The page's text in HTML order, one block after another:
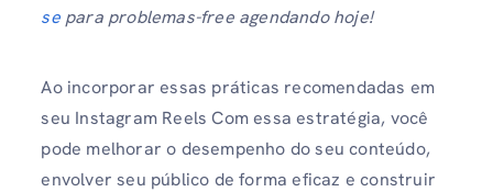
separa problemas-free agendando hoje!
Ao incorporar essas práticas recomendadas em
seu Instagram Reels Com essa estratégia, você
pode melhorar o desempenho do seu conteúdo,
envolver seu público de forma eficaz e construir